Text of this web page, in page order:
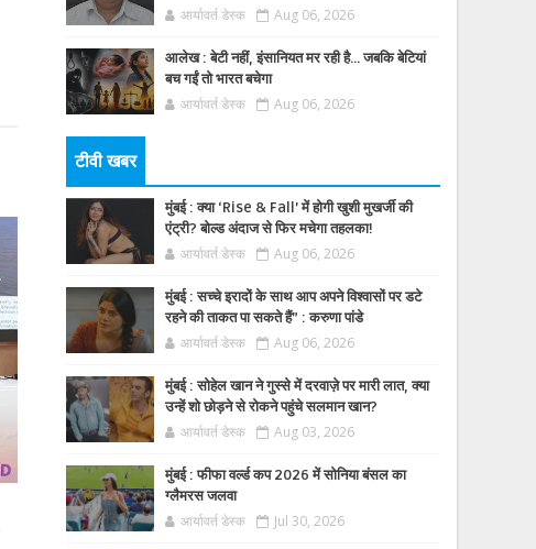
आर्यावर्त डेस्क Aug 06, 2026
आलेख : बेटी नहीं, इंसानियत मर रही है… जबकि बेटियां
बच गईं तो भारत बचेगा
आर्यावर्त डेस्क Aug 06, 2026
टीवी खबर
मुंबई : क्या ‘Rise & Fall’ में होगी खुशी मुखर्जी की
एंट्री? बोल्ड अंदाज से फिर मचेगा तहलका!
आर्यावर्त डेस्क Aug 06, 2026
मुंबई : सच्चे इरादों के साथ आप अपने विश्वासों पर डटे
रहने की ताकत पा सकते हैं” : करुणा पांडे
आर्यावर्त डेस्क Aug 06, 2026
मुंबई : सोहेल खान ने गुस्से में दरवाज़े पर मारी लात, क्या
उन्हें शो छोड़ने से रोकने पहुंचे सलमान खान?
आर्यावर्त डेस्क Aug 03, 2026
मुंबई : फीफा वर्ल्ड कप 2026 में सोनिया बंसल का
ग्लैमरस जलवा
आर्यावर्त डेस्क Jul 30, 2026